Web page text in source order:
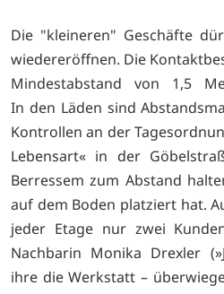
Die "kleineren" Geschäfte
wiedereröffnen. Die
Mindestabstand von 1,5
In den Läden sind
Kontrollen an der
Lebensart« in der
Berressem zum Abstand
auf dem Boden platziert hat.
jeder Etage nur zwei
Nachbarin Monika Drexler
ihre die Werkstatt –